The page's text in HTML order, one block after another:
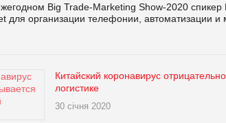
Big Trade-Marketing Show-2020 спикер
для организации телефонии, автоматизации и
Китайский коронавирус
логистике
30 січня 2020